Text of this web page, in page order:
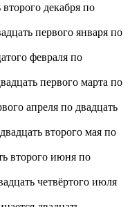
второго декабря по
первого января по
февраля по
первого марта по
апреля по двадцать
второго мая по
второго июня по
четвёртого июля